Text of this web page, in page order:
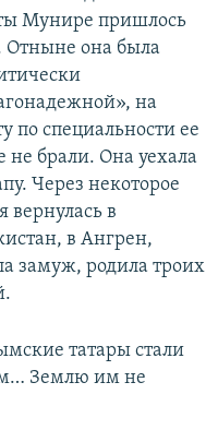
Мунире пришлось
Отныне она была
на
по специальности ее
не брали. Она уехала
Через некоторое
вернулась в
в Ангрен,
замуж, родила троих
татары стали
Землю им не